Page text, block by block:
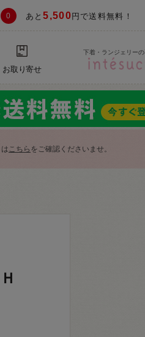
0 あと5,500 円で送料無料！
お取り寄せ
下着・ランジェリー
こちら をご確認くださいませ。